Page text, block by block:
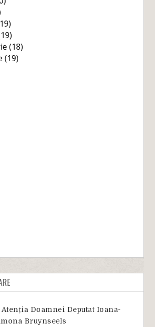
(18)
(19)
Doamnei Deputat Ioana-
Bruynseels